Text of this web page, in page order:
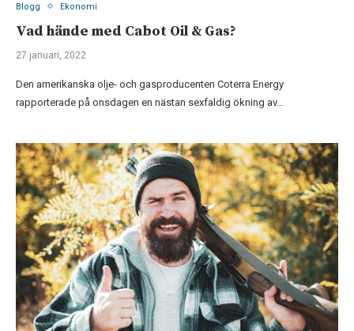
Blogg Ekonomi
Vad hände med Cabot Oil & Gas?
27 januari, 2022
Den amerikanska olje- och gasproducenten Coterra Energy
rapporterade på onsdagen en nästan sexfaldig ökning av…